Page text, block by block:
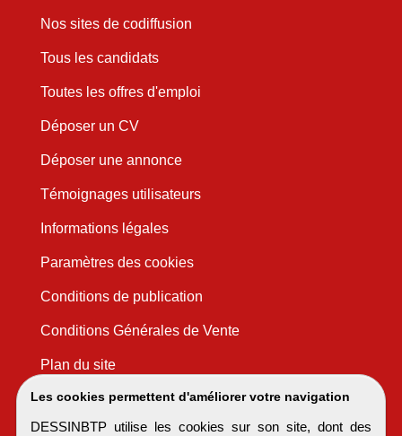
Les cookies permettent d'améliorer votre navigation
DESSINBTP utilise les cookies sur son site, dont des
Nos sites de codiffusion
Tous les candidats
Toutes les offres d'emploi
Déposer un CV
Déposer une annonce
Témoignages utilisateurs
Informations légales
Paramètres des cookies
Conditions de publication
Conditions Générales de Vente
Plan du site